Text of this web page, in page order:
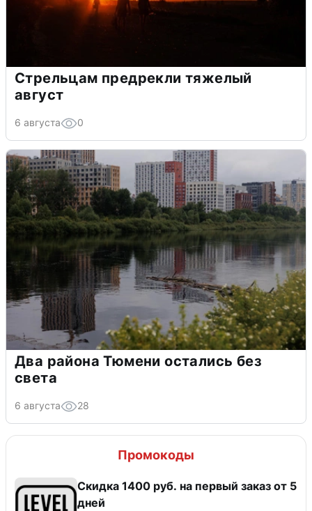
Стрельцам предрекли тяжелый
август
6 августа 0
Два района Тюмени остались без
света
6 августа 28
Промокоды
Скидка 1400 руб. на первый заказ от 5
дней